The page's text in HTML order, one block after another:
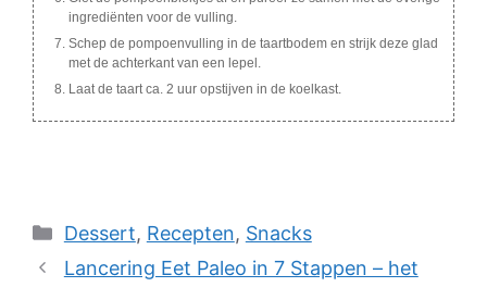
ingrediënten voor de vulling.
Schep de pompoenvulling in de taartbodem en strijk deze glad
met de achterkant van een lepel.
Laat de taart ca. 2 uur opstijven in de koelkast.
Categories
Dessert, Recepten, Snacks
Lancering Eet Paleo in 7 Stappen – het